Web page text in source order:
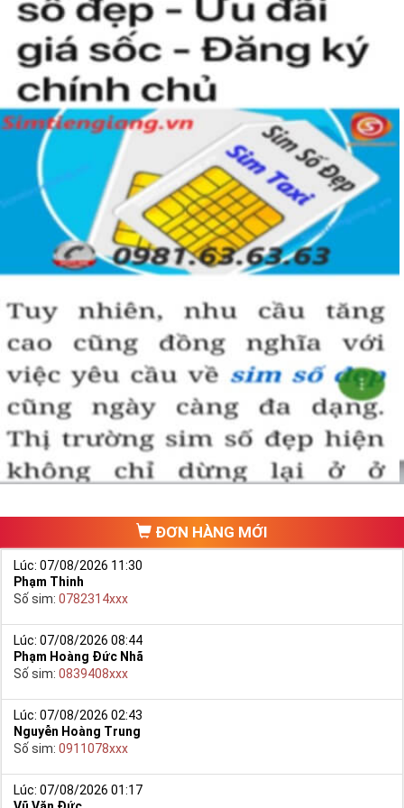
nào rồi?
Hướng dẫn mua Sim Tứ Quý 2 tại
Simtiengiang.vn.
Sim Tiền Giang là đơn vị cung cấp
Tứ Quý, sim giá rẻ uy
tín chất lượng.
Chọn mua sim số đẹp thường mất nhiều thời gian ở khoản lựa số,
một số phải vừa đẹp, vừa tốt về phong thủy thì mới là sim hoàn
hảo. Vậy phải làm sao?
- Cách nhanh nhất để chọn mua được Sim Tứ Quý 2 là bạn vào
trang chủ của Sim Tiền Giang, chọn mục “
Sim giảm giá
“ ở ngay đầu
trang chủ. Đây là danh sách sim được đại lý giảm giá vì một số lý
Ngoài ra quý khách chưa ưng ý về Sim Tứ Quý 2 có cũng thể tham
khảo thêm Sim Vinaphone,Sim Gmobile, Sim Tứ Quý Giữa
ĐƠN HÀNG MỚI
Lúc: 07/08/2026 11:30
Phạm Thinh
Số sim: 0782314xxx
Lúc: 07/08/2026 08:44
Phạm Hoàng Đức Nhã
Số sim: 0839408xxx
Lúc: 07/08/2026 02:43
Nguyễn Hoàng Trung
Số sim: 0911078xxx
Lúc: 07/08/2026 01:17